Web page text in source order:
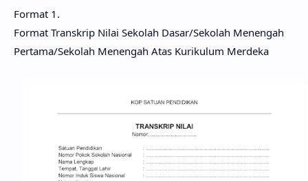
Format 1.
Format Transkrip Nilai Sekolah Dasar/Sekolah Menengah
Pertama/Sekolah Menengah Atas Kurikulum Merdeka